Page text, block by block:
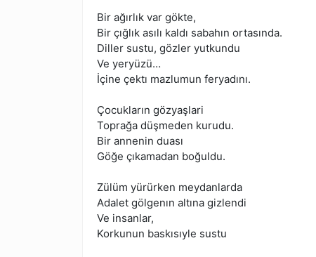
Bir ağırlık var gökte,
Bir çığlık asılı kaldı sabahın ortasında.
Diller sustu, gözler yutkundu
Ve yeryüzü…
İçine çektı mazlumun feryadını.
Çocukların gözyaşlari
Toprağa düşmeden kurudu.
Bir annenin duası
Göğe çıkamadan boğuldu.
Zülüm yürürken meydanlarda
Adalet gölgenın altına gizlendi
Ve insanlar,
Korkunun baskısıyle sustu